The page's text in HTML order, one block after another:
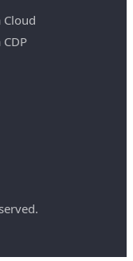
Cloud
CDP